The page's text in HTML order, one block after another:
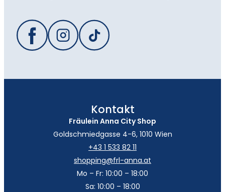
Kontakt
Fräulein Anna City Shop
Goldschmiedgasse 4-6, 1010 Wien
+43 1 533 82 11
shopping@frl-anna.at
Mo – Fr: 10:00 – 18:00
Sa: 10:00 – 18:00